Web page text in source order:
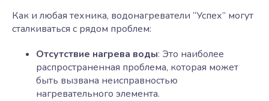
Как и любая техника, водонагреватели “Успех” могут
сталкиваться с рядом проблем:
Отсутствие нагрева воды: Это наиболее
распространенная проблема, которая может
быть вызвана неисправностью
нагревательного элемента.